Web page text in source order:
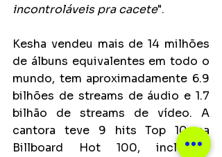
incontroláveis pra cacete".
Kesha vendeu mais de 14 milhões
de álbuns equivalentes em todo o
mundo, tem aproximadamente 6.9
bilhões de streams de áudio e 1.7
bilhão de streams de vídeo. A
cantora teve 9 hits Top 10 na
Billboard Hot 100, incluindo